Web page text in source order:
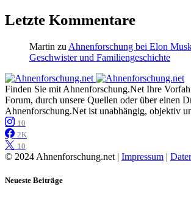
Letzte Kommentare
Martin zu Ahnenforschung bei Elon
Geschwister und Familiengeschichte
Finden Sie mit Ahnenforschung.Net Ihre
Forum, durch unsere Quellen oder über einen
Ahnenforschung.Net ist unabhängig, objektiv
10
2K
10
© 2024 Ahnenforschung.net | Impressum |
Neueste Beiträge